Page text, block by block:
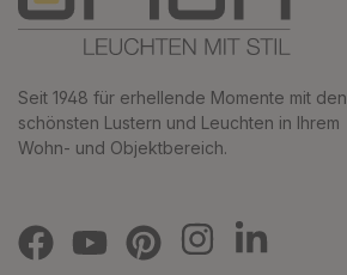
Seit 1948 für erhellende Momente mit den
schönsten Lustern und Leuchten in Ihrem
Wohn- und Objektbereich.